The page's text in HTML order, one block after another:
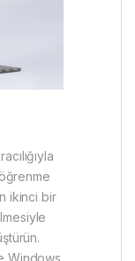
ikinci bir